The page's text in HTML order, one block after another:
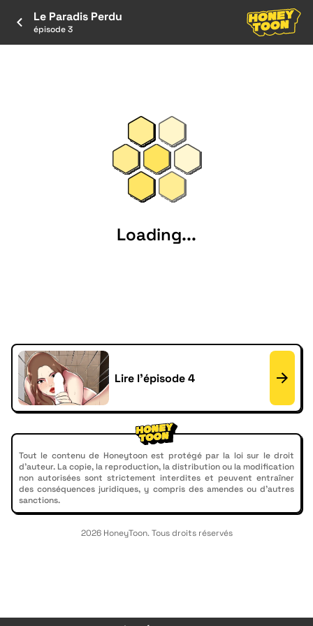
Le Paradis Perdu
épisode 3
Loading...
Lire l'épisode 4
Tout le contenu de Honeytoon est protégé par la loi sur le droit
d'auteur. La copie, la reproduction, la distribution ou la modification
non autorisées sont strictement interdites et peuvent entraîner
des conséquences juridiques, y compris des amendes ou d'autres
sanctions.
2026 HoneyToon. Tous droits réservés